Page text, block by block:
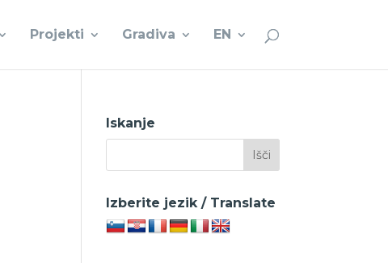
Projekti Gradiva EN
Iskanje
Izberite jezik / Translate